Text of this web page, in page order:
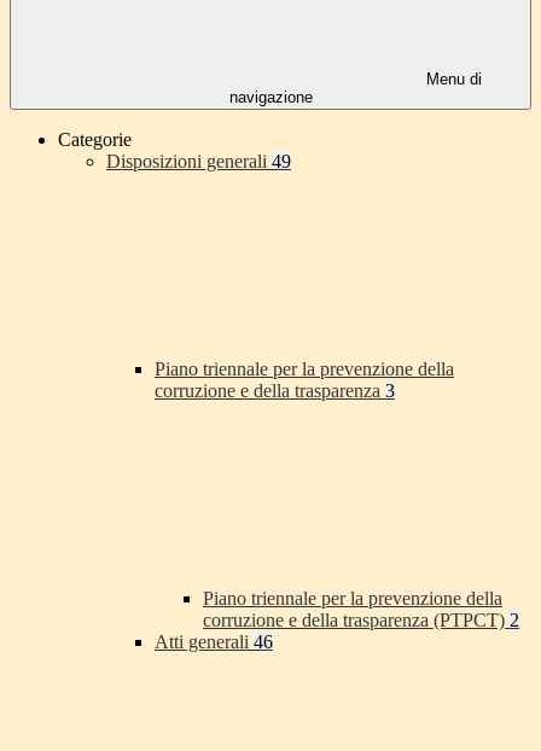
Menu di
navigazione
Categorie
Disposizioni generali 49
Piano triennale per la prevenzione della
corruzione e della trasparenza 3
Piano triennale per la prevenzione della
corruzione e della trasparenza (PTPCT) 2
Atti generali 46